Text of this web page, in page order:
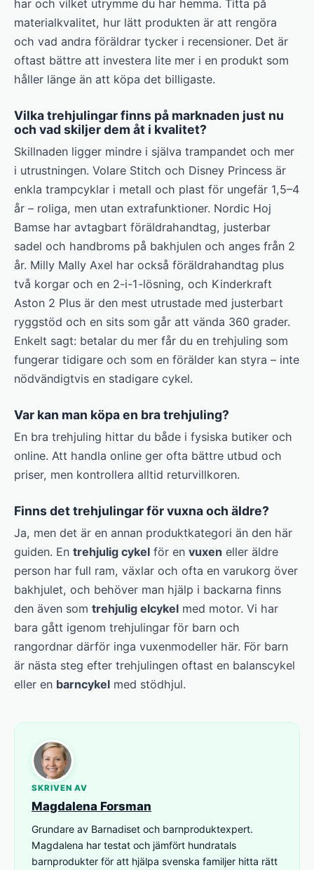
har och vilket utrymme du har hemma. Titta på
materialkvalitet, hur lätt produkten är att rengöra
och vad andra föräldrar tycker i recensioner. Det är
oftast bättre att investera lite mer i en produkt som
håller länge än att köpa det billigaste.
Vilka trehjulingar finns på marknaden just nu
och vad skiljer dem åt i kvalitet?
Skillnaden ligger mindre i själva trampandet och mer
i utrustningen. Volare Stitch och Disney Princess är
enkla trampcyklar i metall och plast för ungefär 1,5–4
år – roliga, men utan extrafunktioner. Nordic Hoj
Bamse har avtagbart föräldrahandtag, justerbar
sadel och handbroms på bakhjulen och anges från 2
år. Milly Mally Axel har också föräldrahandtag plus
två korgar och en 2-i-1-lösning, och Kinderkraft
Aston 2 Plus är den mest utrustade med justerbart
ryggstöd och en sits som går att vända 360 grader.
Enkelt sagt: betalar du mer får du en trehjuling som
fungerar tidigare och som en förälder kan styra – inte
nödvändigtvis en stadigare cykel.
Var kan man köpa en bra trehjuling?
En bra trehjuling hittar du både i fysiska butiker och
online. Att handla online ger ofta bättre utbud och
priser, men kontrollera alltid returvillkoren.
Finns det trehjulingar för vuxna och äldre?
Ja, men det är en annan produktkategori än den här
guiden. En trehjulig cykel för en vuxen eller äldre
person har full ram, växlar och ofta en varukorg över
bakhjulet, och behöver man hjälp i backarna finns
den även som trehjulig elcykel med motor. Vi har
bara gått igenom trehjulingar för barn och
rangordnar därför inga vuxenmodeller här. För barn
är nästa steg efter trehjulingen oftast en balanscykel
eller en barncykel med stödhjul.
SKRIVEN AV
Magdalena Forsman
Grundare av Barnadiset och barnproduktexpert.
Magdalena har testat och jämfört hundratals
barnprodukter för att hjälpa svenska familjer hitta rätt